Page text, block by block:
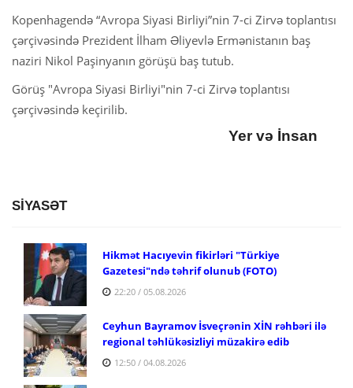
Kopenhagendə “Avropa Siyasi Birliyi”nin 7-ci Zirvə toplantısı
çərçivəsində Prezident İlham Əliyevlə Ermənistanın baş
naziri Nikol Paşinyanın görüşü baş tutub.
Görüş "Avropa Siyasi Birliyi"nin 7-ci Zirvə toplantısı
çərçivəsində keçirilib.
Yer və İnsan
SİYASƏT
Hikmət Hacıyevin fikirləri "Türkiye
Gazetesi"ndə təhrif olunub (FOTO)
22:20 / 05.08.2026
Ceyhun Bayramov İsveçrənin XİN rəhbəri ilə
regional təhlükəsizliyi müzakirə edib
12:50 / 04.08.2026